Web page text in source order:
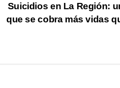
Suicidios en La Región:
que se cobra más vidas